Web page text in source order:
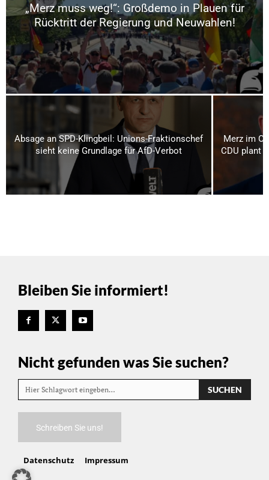
„Merz muss weg!“: Großdemo in Plauen für
Rücktritt der Regierung und Neuwahlen!
Absage an SPD-Klingbeil: Unions-Fraktionschef
sieht keine Grundlage für AfD-Verbot
Merz im
CDU plant
Bleiben Sie informiert!
Nicht gefunden was Sie suchen?
Hier Schlagwort eingeben… SUCHEN
Schreiben Sie uns!
Datenschutz Impressum